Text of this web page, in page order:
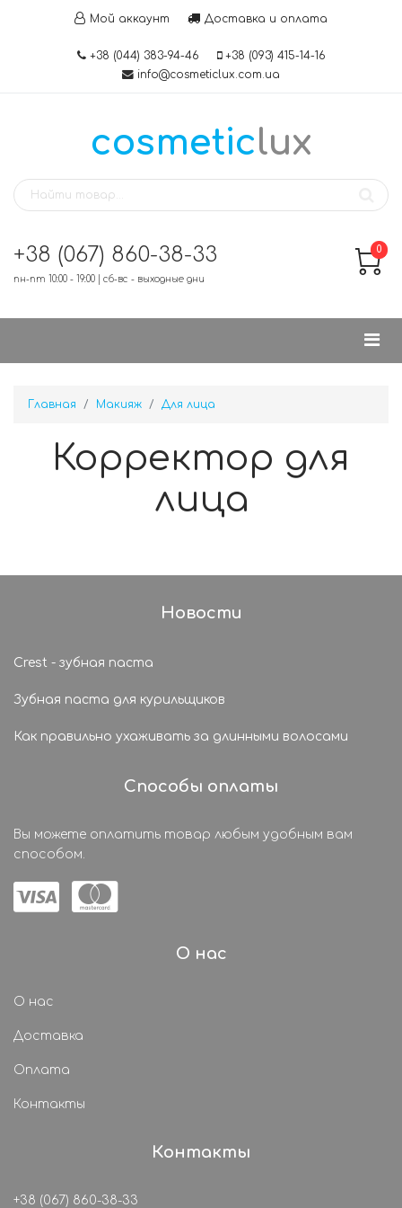
Мой аккаунт Доставка и оплата
+38 (044) 383-94-46
+38 (093) 415-14-16
info@cosmeticlux.com.ua
cosmeticlux
+38 (067) 860-38-33
пн-пт 10:00 - 19:00 | сб-вс - выходные дни
0
Главная Макияж Для лица
Корректор для
лица
Новости
Crest - зубная паста
Зубная паста для курильщиков
Как правильно ухаживать за длинными волосами
Способы оплаты
Вы можете оплатить товар любым удобным вам
способом.
О нас
О нас
Доставка
Оплата
Контакты
Контакты
+38 (067) 860-38-33